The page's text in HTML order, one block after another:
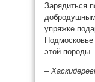
Зарядиться
упряжке
Подмосковье
этой породы.
–